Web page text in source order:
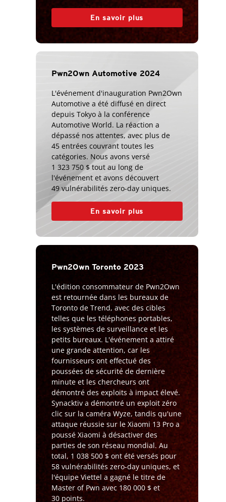
En savoir plus
Pwn2Own Automotive 2024
L'événement d'inauguration Pwn2Own
Automotive a été diffusé en direct
depuis Tokyo à la conférence
Automotive World. La réaction a
dépassé nos attentes, avec plus de
45 entrées couvrant toutes les
catégories. Nous avons versé
1 323 750 $ tout au long de
l'événement et avons découvert
49 vulnérabilités zero-day uniques.
En savoir plus
Pwn2Own Toronto 2023
L'édition consommateur de Pwn2Own
est retournée dans les bureaux de
Toronto de Trend, avec des cibles
telles que les téléphones portables,
les systèmes de surveillance et les
petits bureaux. L'événement a attiré
une grande attention, car les
fournisseurs ont effectué des
poussées de sécurité de dernière
minute et les chercheurs ont
démontré des exploits à impact élevé.
Synacktiv a démontré un exploit zéro
clic sur la caméra Wyze, tandis qu'une
attaque réussie sur le Xiaomi 13 Pro a
poussé Xiaomi à désactiver des
parties de son réseau mondial. Au
total, 1 038 500 $ ont été versés pour
58 vulnérabilités zero-day uniques, et
l'équipe Viettel a gagné le titre de
Master of Pwn avec 180 000 $ et
30 points.